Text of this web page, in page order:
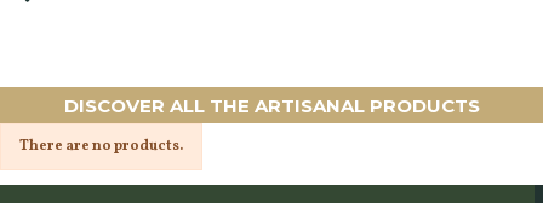
DISCOVER ALL THE ARTISANAL PRODUCTS
There are no products.